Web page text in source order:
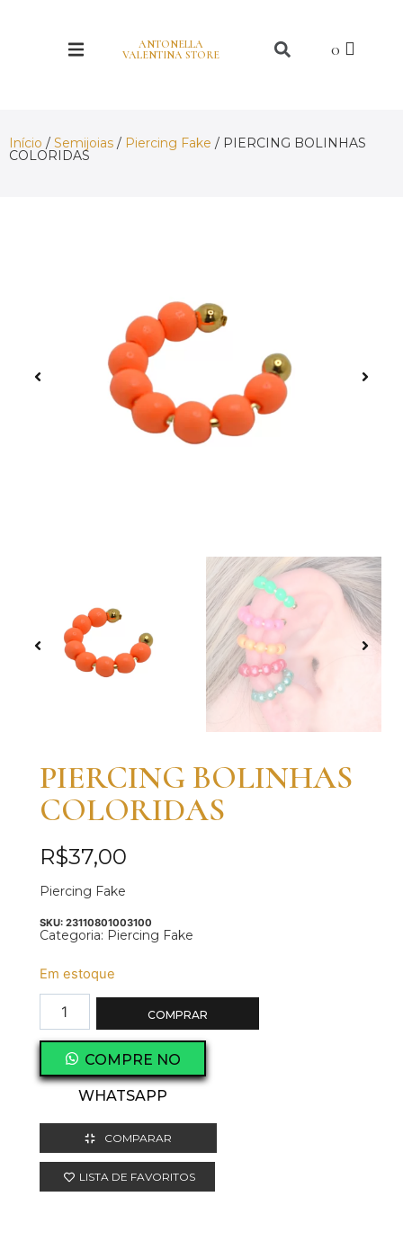
ANTONELLA
VALENTINA STORE
Início / Semijoias / Piercing Fake / PIERCING BOLINHAS
COLORIDAS
PIERCING BOLINHAS
COLORIDAS
R$37,00
Piercing Fake
SKU: 23110801003100
Categoria: Piercing Fake
Em estoque
COMPRAR
COMPRE NO
WHATSAPP
COMPARAR
LISTA DE FAVORITOS